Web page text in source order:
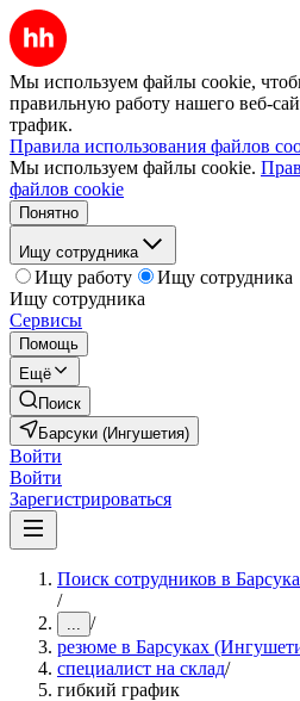
Мы используем файлы cookie,
правильную работу нашего веб-
трафик.
Правила использования файлов
Мы используем файлы cookie.
файлов cookie
Понятно
Ищу сотрудника
Ищу работу
Ищу сотрудника
Ищу сотрудника
Сервисы
Помощь
Ещё
Поиск
Барсуки (Ингушетия)
Войти
Войти
Зарегистрироваться
Поиск сотрудников в
/
... /
резюме в Барсуках
специалист на склад/
гибкий график